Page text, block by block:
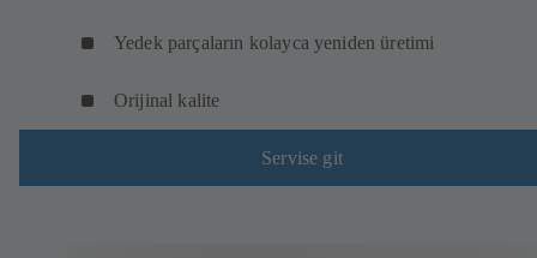
Yedek parçaların kolayca yeniden üretimi
Orijinal kalite
Servise git